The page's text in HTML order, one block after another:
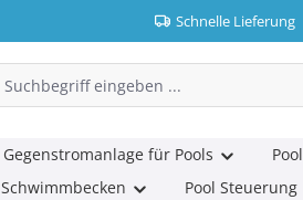
Schnelle Lieferung
Gegenstromanlage für Pools
Schwimmbecken Pool Steuerung